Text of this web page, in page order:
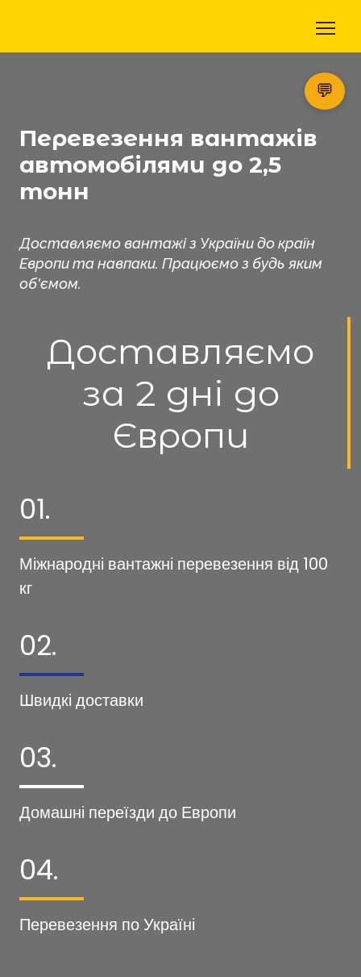
Перевезення вантажів
автомобілями до 2,5
тонн
Доставляємо вантажі з України до країн
Европи та навпаки. Працюємо з будь яким
об'ємом.
Доставляємо
за 2 дні до
Європи
01.
Міжнародні вантажні перевезення від 100
кг
02.
Швидкі доставки
03.
Домашні переїзди до Европи
04.
Перевезення по Україні
💬